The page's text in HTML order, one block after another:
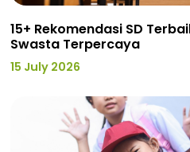
15+ Rekomendasi SD
Swasta Terpercaya
15 July 2026